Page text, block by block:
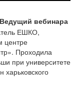
Ведущий вебинара
ЕШКО,
центре
Проходила
при университете